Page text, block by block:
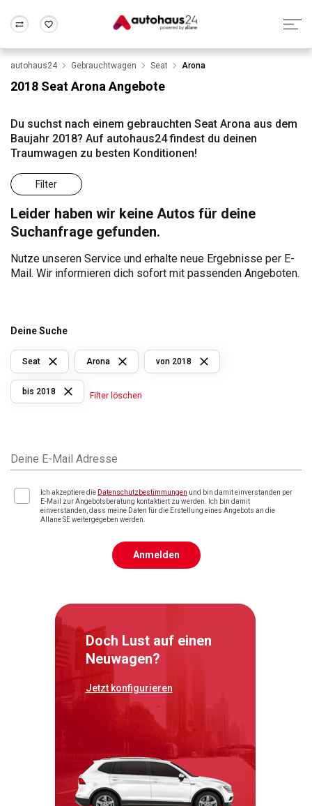
Wir bewerten dein Auto
Alle Fragen & Antworten
Rund um die Inzahlungnahme
Frankfurt Wuppertal
autohaus24 Gebrauchtwagen Seat Arona
2018 Seat Arona Angebote
Du suchst nach einem gebrauchten Seat Arona aus dem
Baujahr 2018? Auf autohaus24 findest du deinen
Traumwagen zu besten Konditionen!
Filter
Leider haben wir keine Autos für deine
Suchanfrage gefunden.
Nutze unseren Service und erhalte neue Ergebnisse per E-
Mail. Wir informieren dich sofort mit passenden Angeboten.
Deine Suche
Seat Arona von 2018
bis 2018 Filter löschen
Deine E-Mail Adresse
Ich akzeptiere die Datenschutzbestimmungen und bin damit einverstanden per
E-Mail zur Angebotsberatung kontaktiert zu werden. Ich bin damit
einverstanden, dass meine Daten für die Erstellung eines Angebots an die
Allane SE weitergegeben werden.
Anmelden
Doch Lust auf einen
Neuwagen?
Jetzt konfigurieren